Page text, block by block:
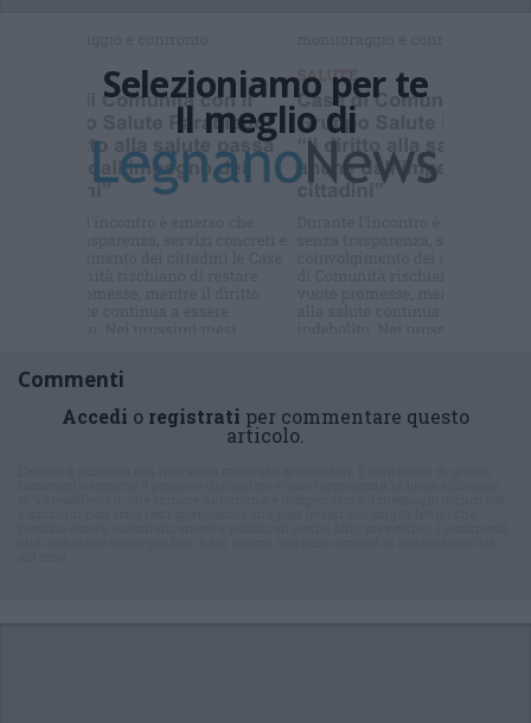
Selezioniamo per te
Il meglio di
Commenti
Accedi o registrati per commentare questo
articolo.